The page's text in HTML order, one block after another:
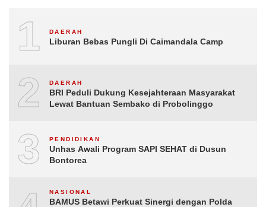
1 DAERAH
Liburan Bebas Pungli Di Caimandala Camp
2 DAERAH
BRI Peduli Dukung Kesejahteraan Masyarakat
Lewat Bantuan Sembako di Probolinggo
3 PENDIDIKAN
Unhas Awali Program SAPI SEHAT di Dusun
Bontorea
NASIONAL
BAMUS Betawi Perkuat Sinergi dengan Polda